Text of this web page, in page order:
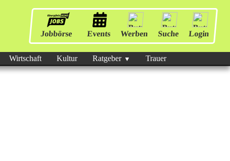
Jobbörse Events Werben Suche Login
Wirtschaft Kultur Ratgeber Trauer